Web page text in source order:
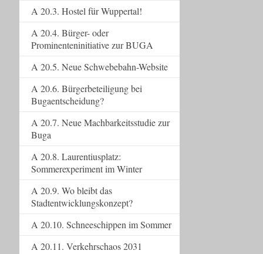
A 20.3. Hostel für Wuppertal!
A 20.4. Bürger- oder
Prominenteninitiative zur BUGA
A 20.5. Neue Schwebebahn-Website
A 20.6. Bürgerbeteiligung bei
Bugaentscheidung?
A 20.7. Neue Machbarkeitsstudie zur
Buga
A 20.8. Laurentiusplatz:
Sommerexperiment im Winter
A 20.9. Wo bleibt das
Stadtentwicklungskonzept?
A 20.10. Schneeschippen im Sommer
A 20.11. Verkehrschaos 2031